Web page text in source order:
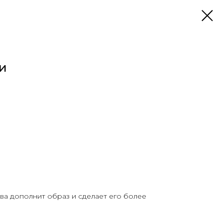
дополнит образ и сделает его более